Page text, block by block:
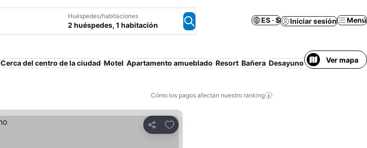
Huéspedes/habitaciones
2 huéspedes, 1 habitación
ES · $ Iniciar sesión Menú
Cerca del centro de la ciudad Motel Apartamento amueblado Resort Bañera Desayuno gratis Ver mapa
Cómo los pagos afectan nuestro ranking
Compartir
Agregar a favoritos